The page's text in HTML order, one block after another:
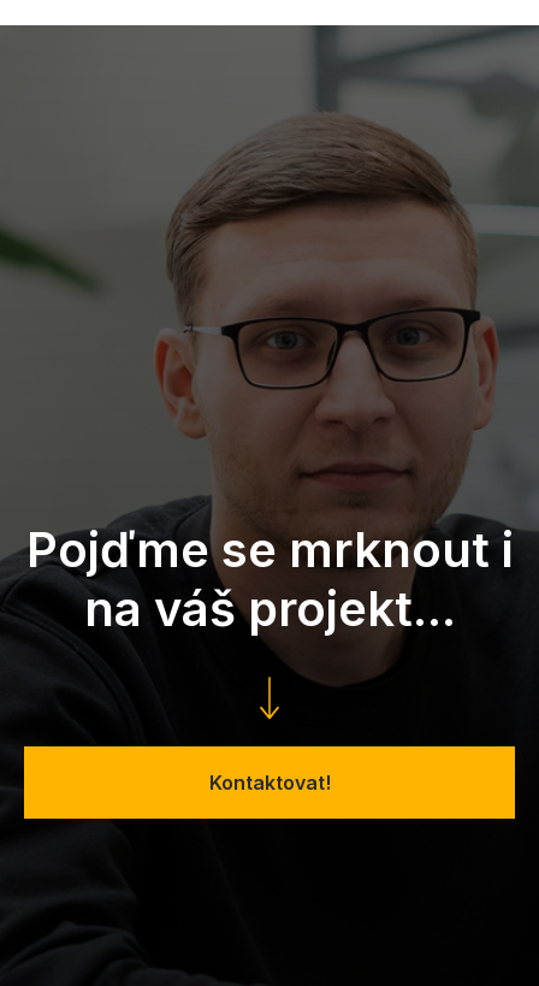
Pojďme se mrknout i
na váš projekt...
Kontaktovat!